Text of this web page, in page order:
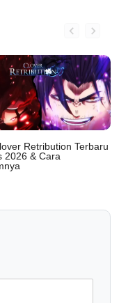
Retribution Terbaru
2026 & Cara